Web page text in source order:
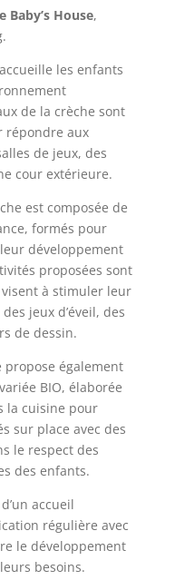
Baby’s House,
les enfants
de la crèche sont
répondre aux
de jeux, des
cour extérieure.
est composée de
formés pour
développement
proposées sont
visent à stimuler leur
jeux d’éveil, des
de dessin.
propose également
BIO, élaborée
la cuisine pour
sur place avec des
le respect des
des enfants.
accueil
régulière avec
le développement
besoins.